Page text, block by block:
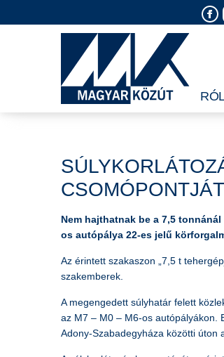
to
Nem hajthatnak be a 7,5
os autópálya 22-es jelű
Az érintett szakaszon „7,5 t
szakemberek.
A megengedett súlyhatár felett
az M7 – M0 – M6-os autópályákon.
Adony-Szabadegyháza közötti úton